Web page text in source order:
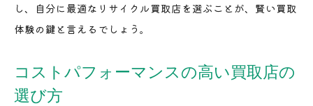
し、自分に最適なリサイクル買取店を選ぶことが、賢い買取
体験の鍵と言えるでしょう。
コストパフォーマンスの高い買取店の
選び方